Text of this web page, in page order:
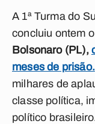
A 1ª Turma do
concluiu ontem
Bolsonaro (PL),
meses de prisão.
milhares de
classe política,
político